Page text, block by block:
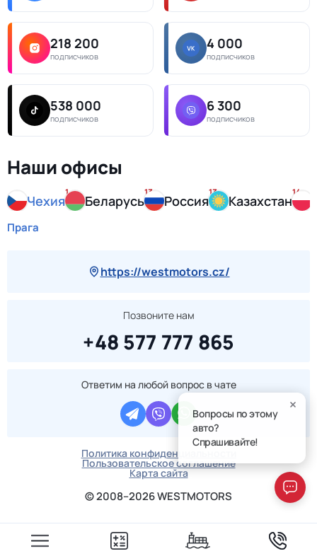
218 200
подписчиков
4 000
подписчиков
538 000
подписчиков
6 300
подписчиков
Наши офисы
Чехия
1
Беларусь
13
Россия
13
Казахстан
14
Прага
https://westmotors.cz/
Позвоните нам
+48 577 777 865
Ответим на любой вопрос в чате
Политика конфиденциальности
Пользовательское соглашение
Карта сайта
© 2008–2026 WESTMOTORS
Вопросы по этому
авто?
Спрашивайте!